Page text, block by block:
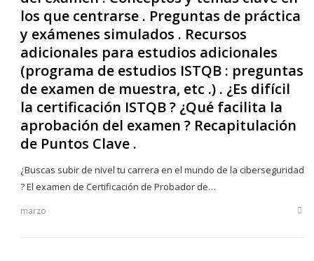
los que centrarse . Preguntas de práctica
y exámenes simulados . Recursos
adicionales para estudios adicionales
(programa de estudios ISTQB : preguntas
de examen de muestra, etc .) . ¿Es difícil
la certificación ISTQB ? ¿Qué facilita la
aprobación del examen ? Recapitulación
de Puntos Clave .
¿Buscas subir de nivel tu carrera en el mundo de la ciberseguridad
? El examen de Certificación de Probador de…
marzo